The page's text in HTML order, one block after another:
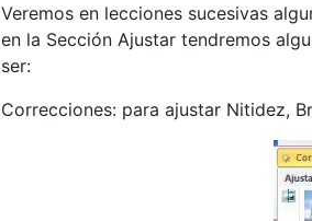
Veremos en lecciones sucesivas
en la Sección Ajustar tendremos
ser:
Correcciones: para ajustar Nitidez,